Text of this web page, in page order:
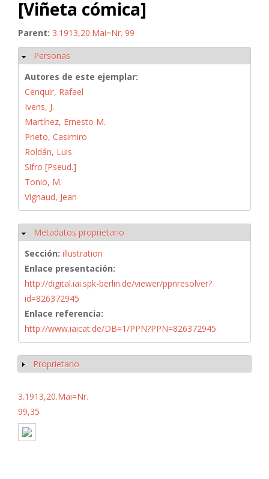
[Viñeta cómica]
Parent: 3.1913,20.Mai=Nr. 99
Ocultar
Personas
Autores de este ejemplar:
Cenquir, Rafael
Ivens, J.
Martínez, Ernesto M.
Prieto, Casimiro
Roldán, Luis
Sifro [Pseud.]
Tonio, M.
Vignaud, Jean
Ocultar
Metadatos proprietario
Sección: illustration
Enlace presentación:
http://digital.iai.spk-berlin.de/viewer/ppnresolver?
id=826372945
Enlace referencia:
http://www.iaicat.de/DB=1/PPN?PPN=826372945
Mostrar
Proprietario
3.1913,20.Mai=Nr.
99,35